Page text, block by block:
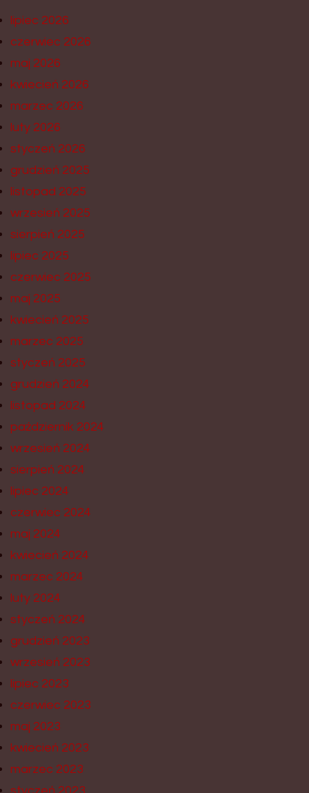
lipiec 2026
czerwiec 2026
maj 2026
kwiecień 2026
marzec 2026
luty 2026
styczeń 2026
grudzień 2025
listopad 2025
wrzesień 2025
sierpień 2025
lipiec 2025
czerwiec 2025
maj 2025
kwiecień 2025
marzec 2025
styczeń 2025
grudzień 2024
listopad 2024
październik 2024
wrzesień 2024
sierpień 2024
lipiec 2024
czerwiec 2024
maj 2024
kwiecień 2024
marzec 2024
luty 2024
styczeń 2024
grudzień 2023
wrzesień 2023
lipiec 2023
czerwiec 2023
maj 2023
kwiecień 2023
marzec 2023